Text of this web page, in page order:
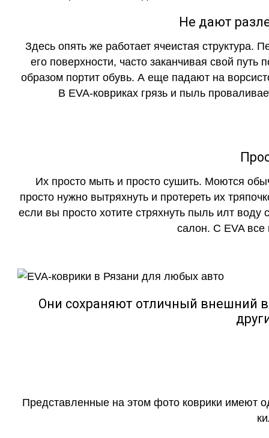
Не дают
Здесь опять же работает ячеистая структура.
его поверхности, часто заканчивая свой
образом портит обувь. А еще падают на
В EVA-ковриках грязь и пыль
Их просто мыть и просто сушить. Моются
просто нужно вытряхнуть и протереть их
если вы просто хотите стряхнуть пыль илт воду
салон. С EVA все
Они сохраняют отличный внешний
Представленные на этом фото коврики имеют